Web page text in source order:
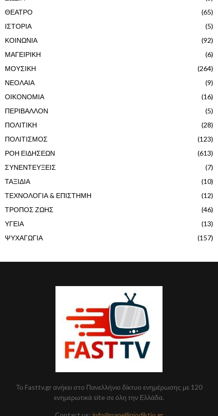
ΘΕΑΤΡΟ
(65)
ΙΣΤΟΡΙΑ
(5)
ΚΟΙΝΩΝΙΑ
(92)
ΜΑΓΕΙΡΙΚΗ
(6)
ΜΟΥΣΙΚΗ
(264)
ΝΕΟΛΑΙΑ
(9)
ΟΙΚΟΝΟΜΙΑ
(16)
ΠΕΡΙΒΑΛΛΟΝ
(5)
ΠΟΛΙΤΙΚΗ
(28)
ΠΟΛΙΤΙΣΜΟΣ
(123)
ΡΟΗ ΕΙΔΗΣΕΩΝ
(613)
ΣΥΝΕΝΤΕΥΞΕΙΣ
(7)
ΤΑΞΙΔΙΑ
(10)
ΤΕΧΝΟΛΟΓΙΑ & ΕΠΙΣΤΗΜΗ
(12)
ΤΡΟΠΟΣ ΖΩΗΣ
(46)
ΥΓΕΙΑ
(13)
ΨΥΧΑΓΩΓΙΑ
(157)
Το Fasttv.gr ανήκει στο Πανελλήνιο δίκτυο ενημέρωσης με 120
ενημερωτικά site σε όλη την Ελλάδα.